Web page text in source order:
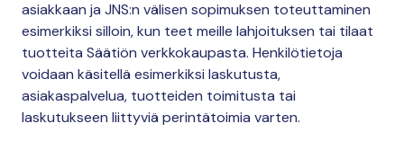
asiakkaan ja JNS:n välisen sopimuksen toteuttaminen
esimerkiksi silloin, kun teet meille lahjoituksen tai tilaat
tuotteita Säätiön verkkokaupasta. Henkilötietoja
voidaan käsitellä esimerkiksi laskutusta,
asiakaspalvelua, tuotteiden toimitusta tai
laskutukseen liittyviä perintätoimia varten.